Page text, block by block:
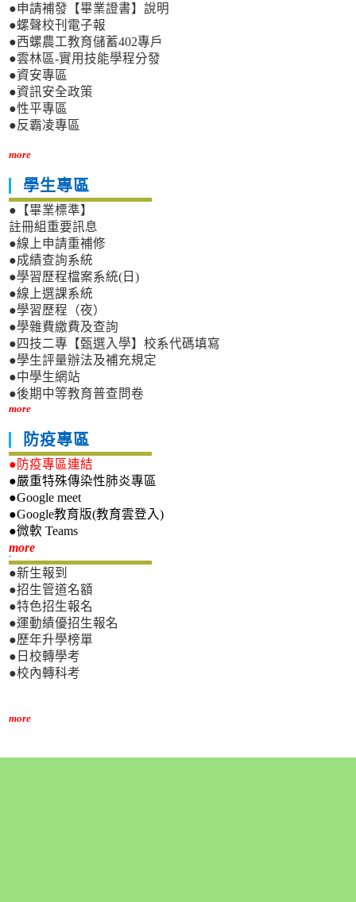
●申請補發【畢業證書】說明
●螺聲校刊電子報
●西螺農工教育儲蓄402專戶
●雲林區-實用技能學程分發
●資安專區
●資訊安全政策
●性平專區
●反霸凌專區
more
學生專區
●【畢業標準】
註冊組重要訊息
●線上申請重補修
●成績查詢系統
●學習歷程檔案系統(日)
●線上選課系統
●學習歷程（夜）
●學雜費繳費及查詢
●四技二專【甄選入學】校系代碼填寫
●學生評量辦法及補充規定
●中學生網站
●後期中等教育普查問卷
more
防疫專區
●防疫專區連結
●嚴重特殊傳染性肺炎專區
●Google meet
●Google教育版(教育雲登入)
●微軟 Teams
more新生專區
●新生報到
●招生管道名額
●特色招生報名
●運動績優招生報名
●歷年升學榜單
●日校轉學考
●校內轉科考
more